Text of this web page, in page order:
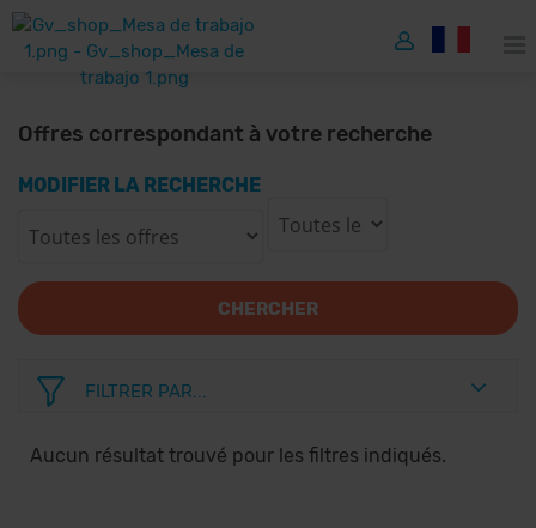
Offres correspondant à votre recherche
MODIFIER LA RECHERCHE
CHERCHER
FILTRER PAR...
Aucun résultat trouvé pour les filtres indiqués.